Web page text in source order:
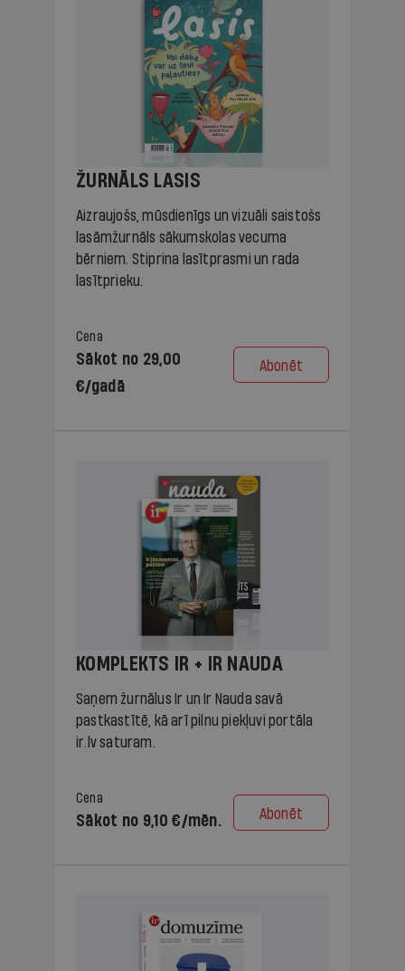
ŽURNĀLS LASIS
Aizraujošs, mūsdienīgs un vizuāli saistošs
lasāmžurnāls sākumskolas vecuma
bērniem. Stiprina lasītprasmi un rada
lasītprieku.
Cena
Sākot no 29,00
€/gadā
Abonēt
KOMPLEKTS IR + IR NAUDA
Saņem žurnālus Ir un Ir Nauda savā
pastkastītē, kā arī pilnu piekļuvi portāla
ir.lv saturam.
Cena
Sākot no 9,10 €/mēn. Abonēt